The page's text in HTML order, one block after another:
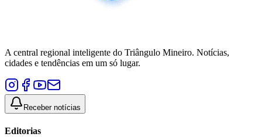
A central regional inteligente do Triângulo Mineiro. Notícias,
cidades e tendências em um só lugar.
Receber notícias
Editorias